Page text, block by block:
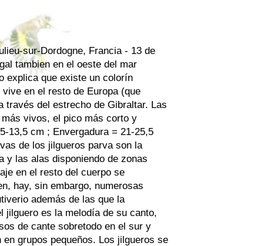
sur-Dordogne, Francia - 13 de
tambien en el oeste del mar
explica que existe un colorín
en el resto de Europa (que
través del estrecho de Gibraltar. Las
vivos, el pico más corto y
13,5 cm ; Envergadura = 21-25,5
de los jilgueros parva son la
y las alas disponiendo de zonas
en el resto del cuerpo se
hay, sin embargo, numerosas
además de las que la
es la melodía de su canto,
de cante sobretodo en el sur y
grupos pequeños. Los jilgueros se